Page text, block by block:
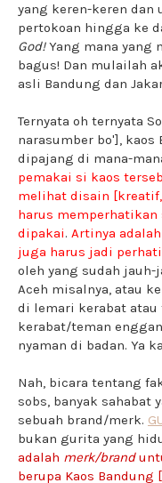
yang keren-keren dan
pertokoan hingga ke
God!Yang mana yang
bagus! Dan mulailah
asli Bandung dan
Ternyata oh ternyata
narasumber bo'], kaos
dipajang di mana-
pemakai si kaos
melihat disain
harus
dipakai. Artinya
juga harus jadi
oleh yang sudah
Aceh misalnya, atau
di lemari kerabat atau
kerabat/teman
nyaman di badan. Ya
Nah, bicara tentang
sobs, banyak sahabat
sebuah brand/merk.
bukan gurita yang
adalah merk/brand
berupa Kaos Bandung